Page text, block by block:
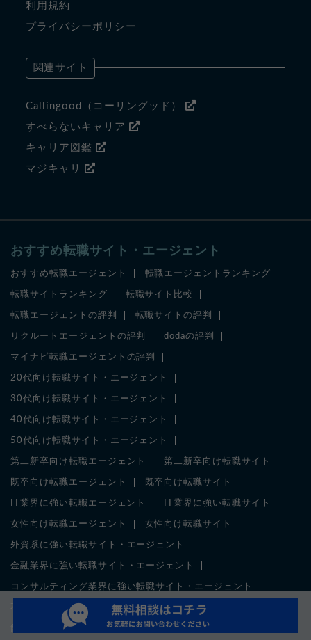
利用規約
プライバシーポリシー
関連サイト
Callingood（コーリングッド）
すべらないキャリア
キャリア図鑑
マジキャリ
おすすめ転職サイト・エージェント
おすすめ転職エージェント 転職エージェントランキング
転職サイトランキング 転職サイト比較
転職エージェントの評判 転職サイトの評判
リクルートエージェントの評判 dodaの評判
マイナビ転職エージェントの評判
20代向け転職サイト・エージェント
30代向け転職サイト・エージェント
40代向け転職サイト・エージェント
50代向け転職サイト・エージェント
第二新卒向け転職エージェント 第二新卒向け転職サイト
既卒向け転職エージェント 既卒向け転職サイト
IT業界に強い転職エージェント IT業界に強い転職サイト
女性向け転職エージェント 女性向け転職サイト
外資系に強い転職サイト・エージェント
金融業界に強い転職サイト・エージェント
コンサルティング業界に強い転職サイト・エージェント
不動産・建築業界に強い転職サイト・エージェント
飲食業界に強い転職サイト・エージェント